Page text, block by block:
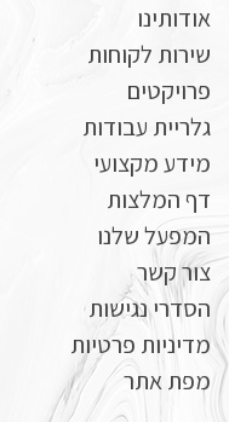
אודותינו
שירות לקוחות
פרויקטים
גלריית עבודות
מידע מקצועי
דף המלצות
המפעל שלנו
צור קשר
הסדרי נגישות
מדיניות פרטיות
מפת אתר